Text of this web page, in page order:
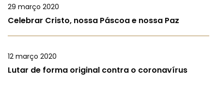
29 março 2020
Celebrar Cristo, nossa Páscoa e nossa Paz
12 março 2020
Lutar de forma original contra o coronavírus